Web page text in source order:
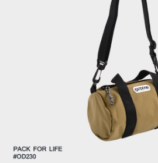
恩沛科技股份有限公司將有權停止該用戶之使